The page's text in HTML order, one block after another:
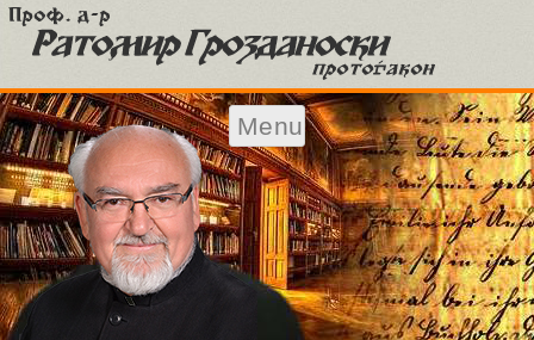
Menu
Skip to content